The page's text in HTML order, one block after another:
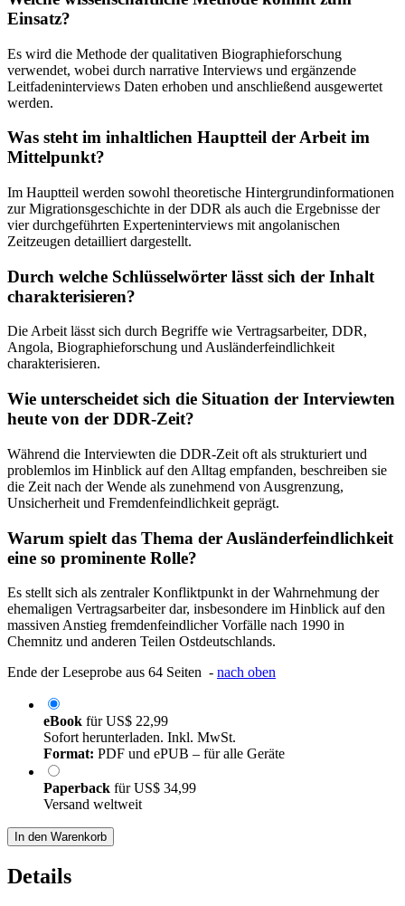
Einsatz?
Es wird die Methode der qualitativen Biographieforschung
verwendet, wobei durch narrative Interviews und ergänzende
Leitfadeninterviews Daten erhoben und anschließend ausgewertet
werden.
Was steht im inhaltlichen Hauptteil der Arbeit im
Mittelpunkt?
Im Hauptteil werden sowohl theoretische Hintergrundinformationen
zur Migrationsgeschichte in der DDR als auch die Ergebnisse der
vier durchgeführten Experteninterviews mit angolanischen
Zeitzeugen detailliert dargestellt.
Durch welche Schlüsselwörter lässt sich der Inhalt
charakterisieren?
Die Arbeit lässt sich durch Begriffe wie Vertragsarbeiter, DDR,
Angola, Biographieforschung und Ausländerfeindlichkeit
charakterisieren.
Wie unterscheidet sich die Situation der Interviewten
heute von der DDR-Zeit?
Während die Interviewten die DDR-Zeit oft als strukturiert und
problemlos im Hinblick auf den Alltag empfanden, beschreiben sie
die Zeit nach der Wende als zunehmend von Ausgrenzung,
Unsicherheit und Fremdenfeindlichkeit geprägt.
Warum spielt das Thema der Ausländerfeindlichkeit
eine so prominente Rolle?
Es stellt sich als zentraler Konfliktpunkt in der Wahrnehmung der
ehemaligen Vertragsarbeiter dar, insbesondere im Hinblick auf den
massiven Anstieg fremdenfeindlicher Vorfälle nach 1990 in
Chemnitz und anderen Teilen Ostdeutschlands.
Ende der Leseprobe aus 64 Seiten - nach oben
eBook fürUS$ 22,99
Sofort herunterladen. Inkl. MwSt.
Format: PDF und ePUB – für alle Geräte
Paperback fürUS$ 34,99
Versand weltweit
In den Warenkorb
Details